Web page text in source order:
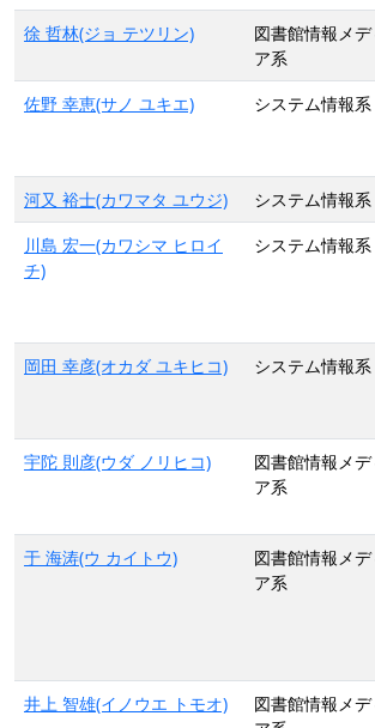
徐 哲林(ジョ テツリン)
図書館情報メデ
ア系
佐野 幸恵(サノ ユキエ) システム情報系
河又 裕士(カワマタ ユウジ)
システム情報系
川島 宏一(カワシマ ヒロイ
チ)
システム情報系
岡田 幸彦(オカダ ユキヒコ)
システム情報系
宇陀 則彦(ウダ ノリヒコ)
図書館情報メデ
ア系
于 海涛(ウ カイトウ)
図書館情報メデ
ア系
井上 智雄(イノウエ トモオ)
図書館情報メデ